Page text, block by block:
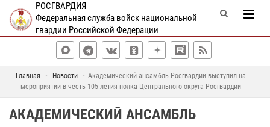
РОСГВАРДИЯ
Федеральная служба войск национальной
гвардии Российской Федерации
Главная Новости
Академический ансамбль Росгвардии выступил на
мероприятии в честь 105-летия полка Центрального округа Росгвардии
АКАДЕМИЧЕСКИЙ АНСАМБЛЬ